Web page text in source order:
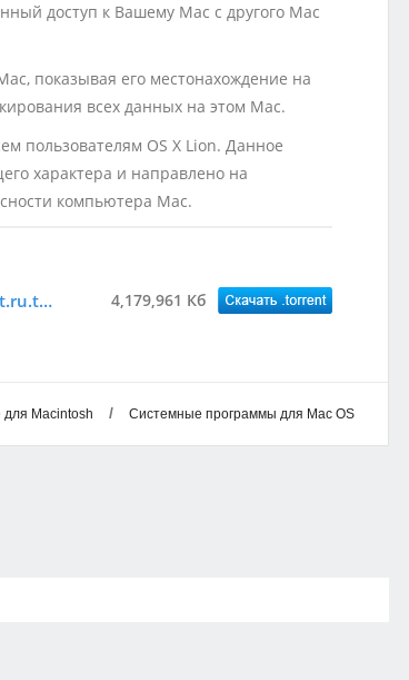
доступ к Вашему Mac с другого Mac
показывая его местонахождение на
всех данных на этом Mac.
пользователям OS X Lion. Данное
характера и направлено на
компьютера Mac.
osx_10.7.4_lion_(zagruzochni).dmg.softtorrent.ru.torrent 4,179,961 Кб
Macintosh / Системные программы для Mac OS